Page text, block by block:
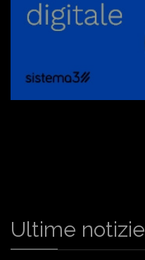
Ultime notizie